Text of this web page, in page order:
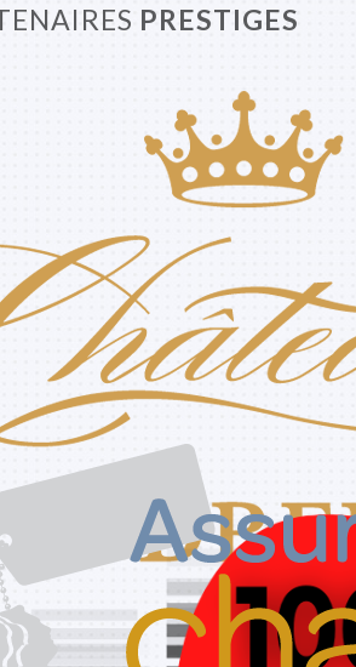
PRESTIGES